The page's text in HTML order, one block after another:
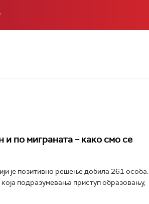
по миграната – како смо се
је позитивно решење добила 261 особа.
подразумевања приступ образовању,